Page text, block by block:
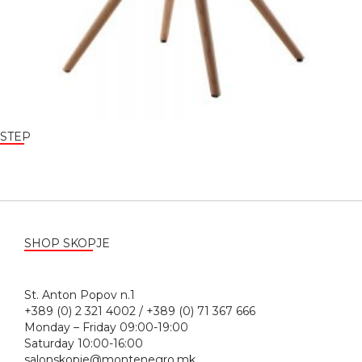
STEP
SHOP SKOPJE
St. Anton Popov n.1
+389 (0) 2 321 4002 / +389 (0) 71 367 666
Monday – Friday 09:00-19:00
Saturday 10:00-16:00